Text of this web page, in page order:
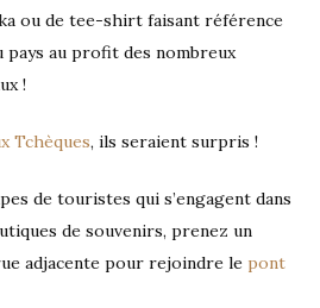
ou de tee-shirt faisant référence
pays au profit des nombreux
!
Tchèques, ils seraient surpris !
de touristes qui s’engagent dans
de souvenirs, prenez un
adjacente pour rejoindre le pont